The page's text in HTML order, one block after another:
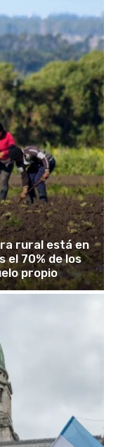
rural está en
70% de los
propio